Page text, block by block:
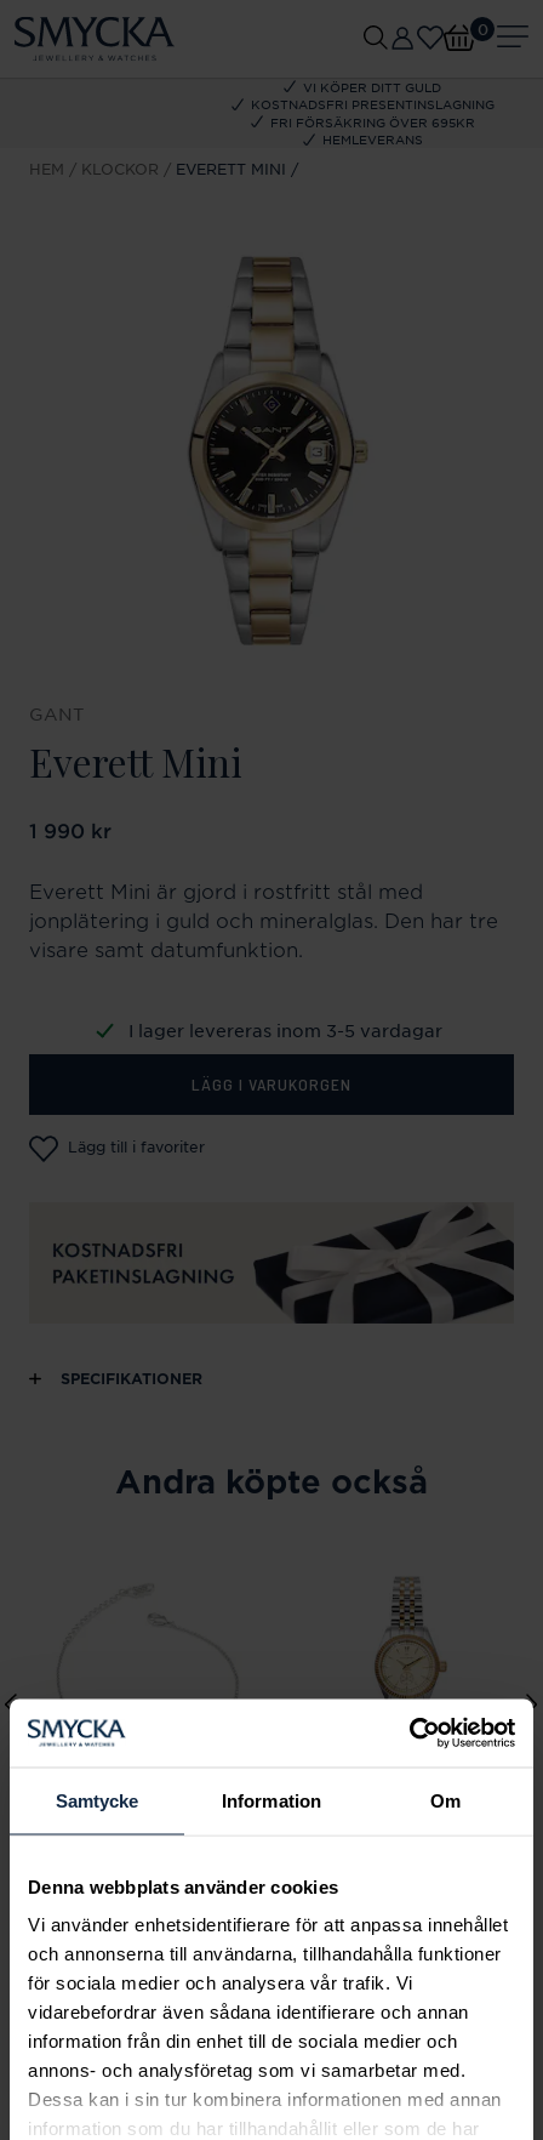
Samtycke Information Om
Denna webbplats använder cookies
Vi använder enhetsidentifierare för att anpassa innehållet
och annonserna till användarna, tillhandahålla funktioner
för sociala medier och analysera vår trafik. Vi
vidarebefordrar även sådana identifierare och annan
information från din enhet till de sociala medier och
annons- och analysföretag som vi samarbetar med.
Dessa kan i sin tur kombinera informationen med annan
information som du har tillhandahållit eller som de har
VI KÖPER DITT GULD
KOSTNADSFRI PRESENTINSLAGNING
FRI FÖRSÄKRING ÖVER 695KR
HEMLEVERANS
0
HEM KLOCKOR EVERETT MINI
GANT
Everett Mini
Pris:1 990 kr
1 990 kr
Everett Mini är gjord i rostfritt stål med
jonplätering i guld och mineralglas. Den har tre
visare samt datumfunktion.
I lager levereras inom 3-5 vardagar
LÄGG I VARUKORGEN
Lägg till i favoriter
SPECIFIKATIONER
Andra köpte också
Emily pearl bracelet -
Ivory
Pris :349 kr
349 kr
Royal Watch 28 mm
Pris:2 399 kr
2 399 kr
Smycka tar ansvar för ett hållbart